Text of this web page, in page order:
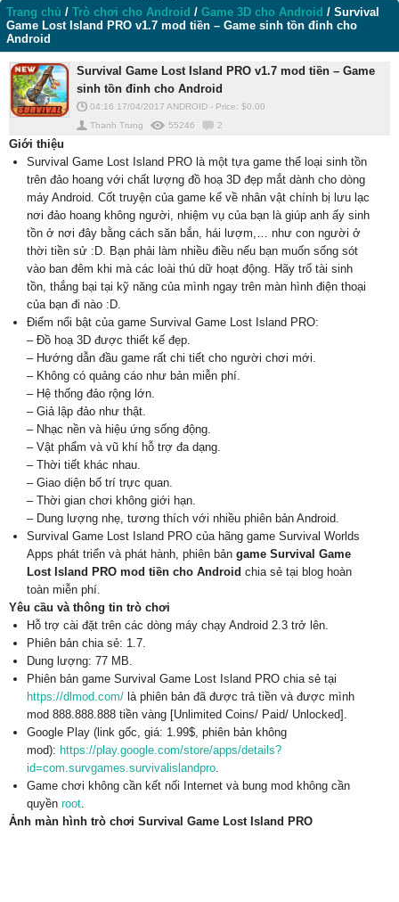
Trang chủ / Trò chơi cho Android / Game 3D cho Android / Survival
Game Lost Island PRO v1.7 mod tiền – Game sinh tồn đỉnh cho
Android
Survival Game Lost Island PRO v1.7 mod tiền – Game
sinh tồn đỉnh cho Android
04:16 17/04/2017 ANDROID - Price: $0.00
Thanh Trung
55246 2
Giới thiệu
Survival Game Lost Island PRO là một tựa game thể loại sinh tồn
trên đảo hoang với chất lượng đồ hoạ 3D đẹp mắt dành cho dòng
máy Android. Cốt truyện của game kể về nhân vật chính bị lưu lạc
nơi đảo hoang không người, nhiệm vụ của bạn là giúp anh ấy sinh
tồn ở nơi đây bằng cách săn bắn, hái lượm,… như con người ở
thời tiền sử :D. Bạn phải làm nhiều điều nếu bạn muốn sống sót
vào ban đêm khi mà các loài thú dữ hoạt động. Hãy trổ tài sinh
tồn, thắng bại tại kỹ năng của mình ngay trên màn hình điện thoại
của bạn đi nào :D.
Điểm nổi bật của game Survival Game Lost Island PRO:
– Đồ hoạ 3D được thiết kế đẹp.
– Hướng dẫn đầu game rất chi tiết cho người chơi mới.
– Không có quảng cáo như bản miễn phí.
– Hệ thống đảo rộng lớn.
– Giả lập đảo như thật.
– Nhạc nền và hiệu ứng sống động.
– Vật phẩm và vũ khí hỗ trợ đa dạng.
– Thời tiết khác nhau.
– Giao diện bố trí trực quan.
– Thời gian chơi không giới hạn.
– Dung lượng nhẹ, tương thích với nhiều phiên bản Android.
Survival Game Lost Island PRO của hãng game Survival Worlds
Apps phát triển và phát hành, phiên bản game Survival Game
Lost Island PRO mod tiền cho Android chia sẻ tại blog hoàn
toàn miễn phí.
Yêu cầu và thông tin trò chơi
Hỗ trợ cài đặt trên các dòng máy chạy Android 2.3 trở lên.
Phiên bản chia sẻ: 1.7.
Dung lượng: 77 MB.
Phiên bản game Survival Game Lost Island PRO chia sẻ tại
https://dlmod.com/ là phiên bản đã được trả tiền và được mình
mod 888.888.888 tiền vàng [Unlimited Coins/ Paid/ Unlocked].
Google Play (link gốc, giá: 1.99$, phiên bản không
mod): https://play.google.com/store/apps/details?
id=com.survgames.survivalislandpro.
Game chơi không cần kết nối Internet và bung mod không cần
quyền root.
Ảnh màn hình trò chơi Survival Game Lost Island PRO